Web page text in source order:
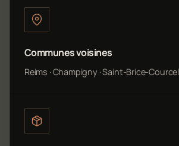
Communes voisines
Reims · Champigny · Saint-Brice-